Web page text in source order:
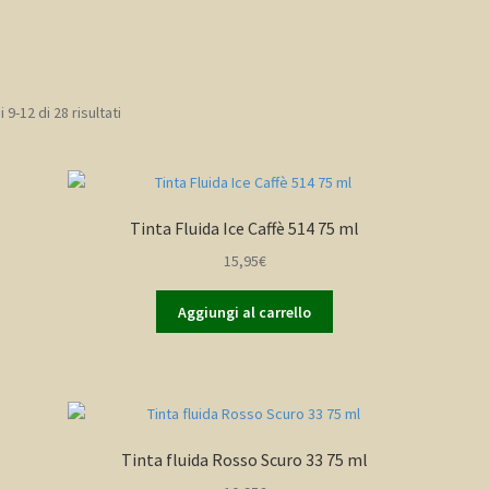
9-12 di 28 risultati
Tinta Fluida Ice Caffè 514 75 ml
15,95€
Aggiungi al carrello
Tinta fluida Rosso Scuro 33 75 ml